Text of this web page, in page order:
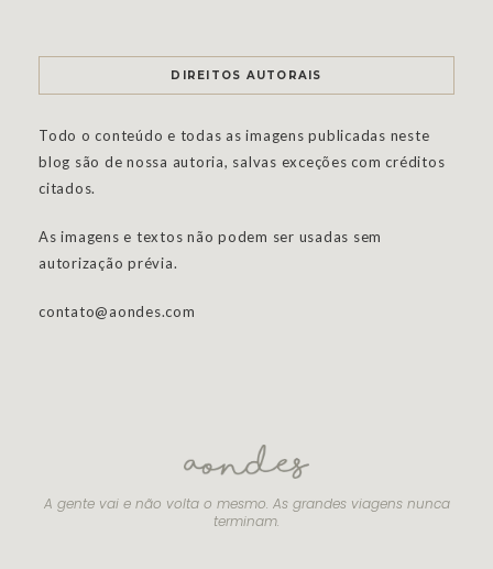
DIREITOS AUTORAIS
Todo o conteúdo e todas as imagens publicadas neste
blog são de nossa autoria, salvas exceções com créditos
citados.
As imagens e textos não podem ser usadas sem
autorização prévia.
contato@aondes.com
A gente vai e não volta o mesmo. As grandes viagens nunca
terminam.